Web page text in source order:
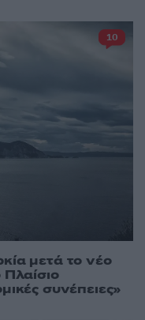
μετά το νέο
συνέπειες»
10